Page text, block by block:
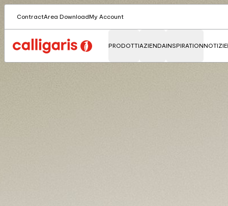
ContractArea DownloadMy Account
PRODOTTIAZIENDAINSPIRATIONNOTIZIE